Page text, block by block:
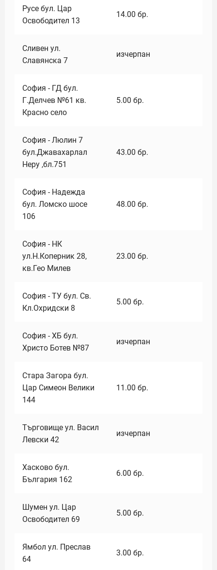
Русе бул. Цар
Освободител 13
14.00 бр.
Сливен ул.
Славянска 7
изчерпан
София - ГД бул.
Г.Делчев №61 кв.
Красно село
5.00 бр.
София - Люлин 7
бул.Джавахарлал
Неру ,бл.751
43.00 бр.
София - Надежда
бул. Ломско шосе
106
48.00 бр.
София - НК
ул.Н.Коперник 28,
кв.Гео Милев
23.00 бр.
София - ТУ бул. Св.
Кл.Охридски 8
5.00 бр.
София - ХБ бул.
Христо Ботев №87
изчерпан
Стара Загора бул.
Цар Симеон Велики
144
11.00 бр.
Търговище ул. Васил
Левски 42
изчерпан
Хасково бул.
България 162
6.00 бр.
Шумен ул. Цар
Освободител 69
5.00 бр.
Ямбол ул. Преслав
64
3.00 бр.